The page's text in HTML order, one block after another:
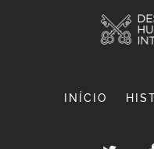
INÍCIO